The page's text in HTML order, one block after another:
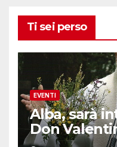
Ti sei perso
EVENTI
Alba, sarà
Don